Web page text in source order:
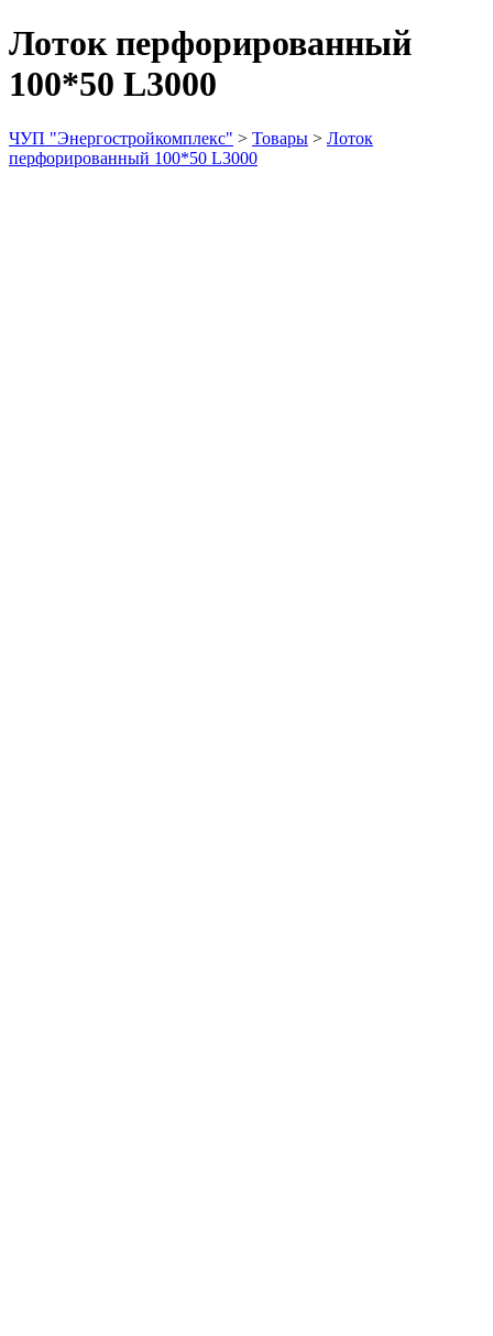
Лоток перфорированный
100*50 L3000
ЧУП "Энергостройкомплекс" > Товары > Лоток
перфорированный 100*50 L3000